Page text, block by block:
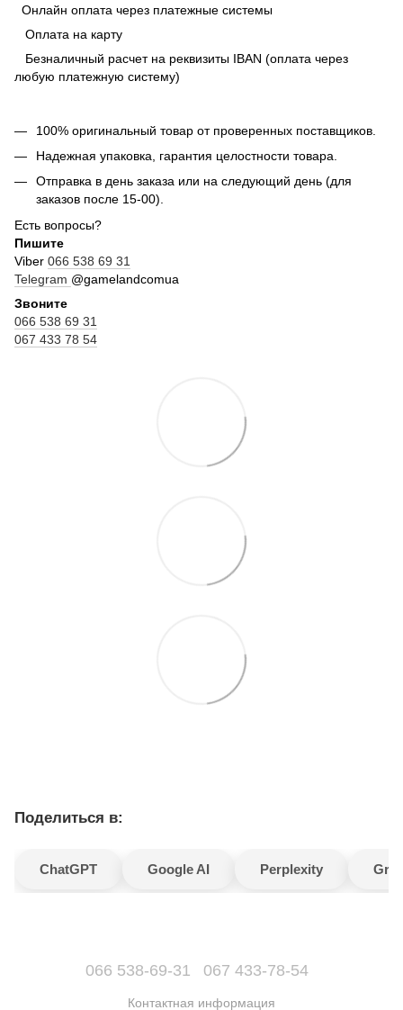
Онлайн оплата через платежные системы
Оплата на карту
Безналичный расчет на реквизиты IBAN (оплата через
любую платежную систему)
100% оригинальный товар от проверенных поставщиков.
Надежная упаковка, гарантия целостности товара.
Отправка в день заказа или на следующий день (для
заказов после 15-00).
Есть вопросы?
Пишите
Viber 066 538 69 31
Telegram @gamelandcomua
Звоните
066 538 69 31
067 433 78 54
Поделиться в:
ChatGPT Google AI Perplexity
066 538-69-31 067 433-78-54
Контактная информация